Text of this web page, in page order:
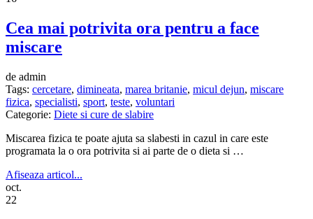
Cea mai potrivita ora pentru a face
miscare
de admin
Tags: cercetare, dimineata, marea britanie, micul dejun, miscare
fizica, specialisti, sport, teste, voluntari
Categorie: Diete si cure de slabire
Miscarea fizica te poate ajuta sa slabesti in cazul in care este
programata la o ora potrivita si ai parte de o dieta si …
Afiseaza articol...
oct.
22